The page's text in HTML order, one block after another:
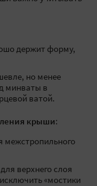
держит форму,
но менее
минваты в
ватой.
крыши:
межстропильного
верхнего слоя
«мостики